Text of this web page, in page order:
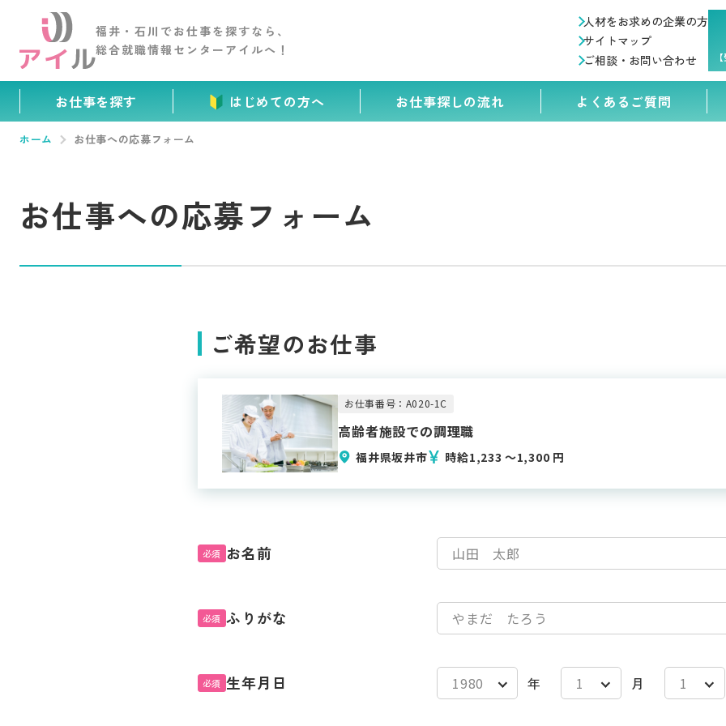
福井・石川でお仕事を探すなら、
総合就職情報センター アイルへ！
人材をお求めの企業の方
サイトマップ
ご相談・お問い合わせ
お仕事を探す はじめての方へ お仕事探しの流れ よくあるご質問
ホーム お仕事への応募フォーム
お仕事への応募フォーム
ご希望のお仕事
お仕事番号：A020-1C
高齢者施設での調理職
福井県坂井市 時給1,233 〜1,300 円
必須 お名前
必須 ふりがな
必須 生年月日 年 月